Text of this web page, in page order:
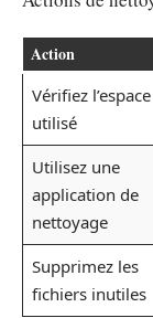
Action
Vérifiez l’espace
utilisé
Utilisez une
application de
nettoyage
Supprimez les
fichiers inutiles